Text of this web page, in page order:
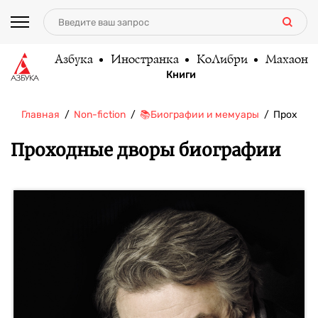
Азбука Иностранка КоЛибри Махаон
Книги
Главная Non-fiction 📚Биографии и мемуары
Проходные дворы биографии